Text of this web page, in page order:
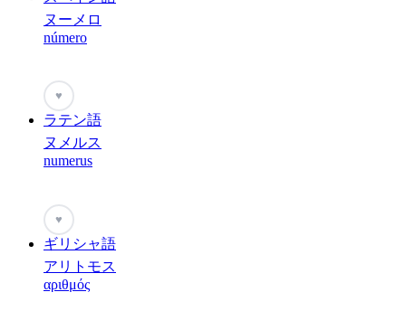
ヌーメロ
número
♥
ラテン語
ヌメルス
numerus
♥
ギリシャ語
アリトモス
αριθμός